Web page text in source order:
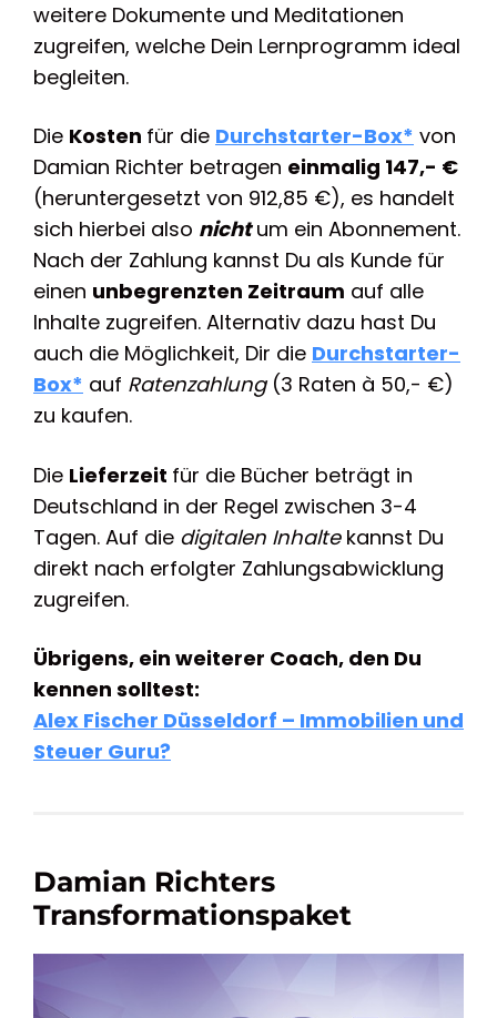
weitere Dokumente und Meditationen
zugreifen, welche Dein Lernprogramm ideal
begleiten.
Die Kosten für die Durchstarter-Box* von
Damian Richter betragen einmalig 147,- €
(heruntergesetzt von 912,85 €), es handelt
sich hierbei also nicht um ein Abonnement.
Nach der Zahlung kannst Du als Kunde für
einen unbegrenzten Zeitraum auf alle
Inhalte zugreifen. Alternativ dazu hast Du
auch die Möglichkeit, Dir die Durchstarter-
Box* auf Ratenzahlung (3 Raten à 50,- €)
zu kaufen.
Die Lieferzeit für die Bücher beträgt in
Deutschland in der Regel zwischen 3-4
Tagen. Auf die digitalen Inhalte kannst Du
direkt nach erfolgter Zahlungsabwicklung
zugreifen.
Übrigens, ein weiterer Coach, den Du
kennen solltest:
Alex Fischer Düsseldorf – Immobilien und
Steuer Guru?
Damian Richters
Transformationspaket